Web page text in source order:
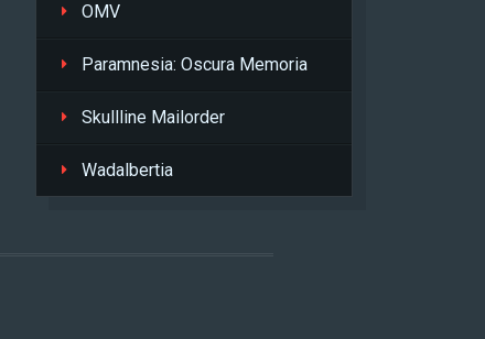
OMV
Paramnesia: Oscura Memoria
Skullline Mailorder
Wadalbertia